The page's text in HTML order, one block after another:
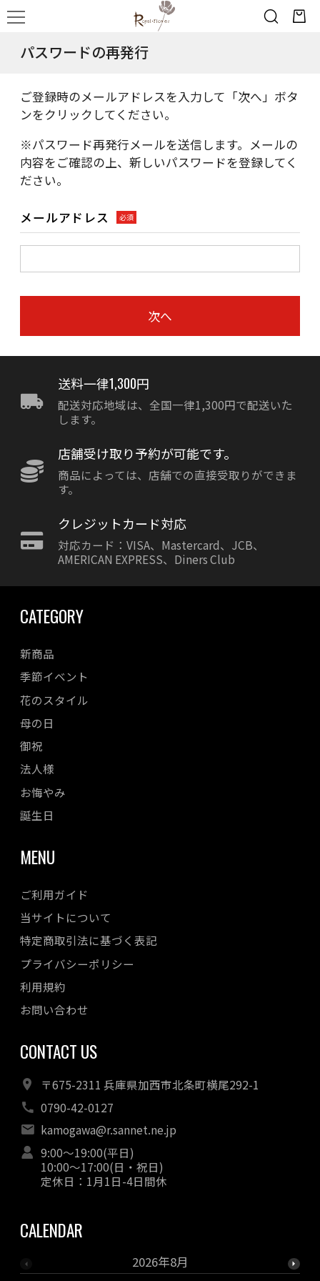
パスワードの再発行
ご登録時のメールアドレスを入力して「次へ」ボタ
ンをクリックしてください。
※パスワード再発行メールを送信します。メールの
内容をご確認の上、新しいパスワードを登録してく
ださい。
メールアドレス 必須
次へ
送料一律1,300円
配送対応地域は、全国一律1,300円で配送いた
します。
店舗受け取り予約が可能です。
商品によっては、店舗での直接受取りができま
す。
クレジットカード対応
対応カード：VISA、Mastercard、JCB、
AMERICAN EXPRESS、Diners Club
CATEGORY
新商品
季節イベント
花のスタイル
母の日
御祝
法人様
お悔やみ
誕生日
MENU
ご利用ガイド
当サイトについて
特定商取引法に基づく表記
プライバシーポリシー
利用規約
お問い合わせ
CONTACT US
〒675-2311 兵庫県加西市北条町横尾292-1
0790-42-0127
kamogawa@r.sannet.ne.jp
9:00〜19:00(平日)
10:00〜17:00(日・祝日)
定休日：1月1日-4日間休
CALENDAR
2026年8月